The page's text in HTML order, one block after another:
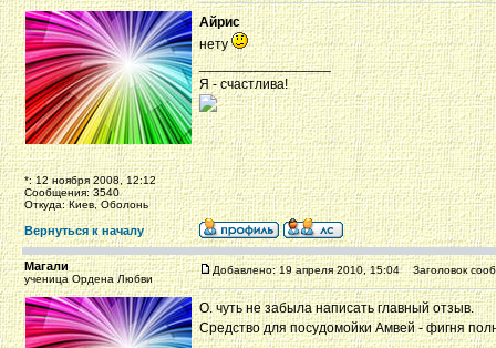
*: 12 ноября 2008, 12:12
Сообщения: 3540
Откуда: Киев, Оболонь
Айрис
нету
_________________
Я - счастлива!
Вернуться к началу
Магали
ученица Ордена Любви
Добавлено: 19 апреля 2010, 15:04 Заголовок
О. чуть не забыла написать главный отзыв.
Средство для посудомойки Амвей - фигня